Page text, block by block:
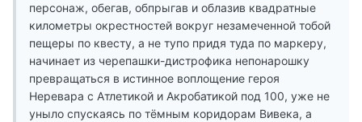
персонаж, обегав, обпрыгав и облазив квадратные
километры окрестностей вокруг незамеченной тобой
пещеры по квесту, а не тупо придя туда по маркеру,
начинает из черепашки-дистрофика непонарошку
превращаться в истинное воплощение героя
Неревара с Атлетикой и Акробатикой под 100, уже не
уныло спускаясь по тёмным коридорам Вивека, а